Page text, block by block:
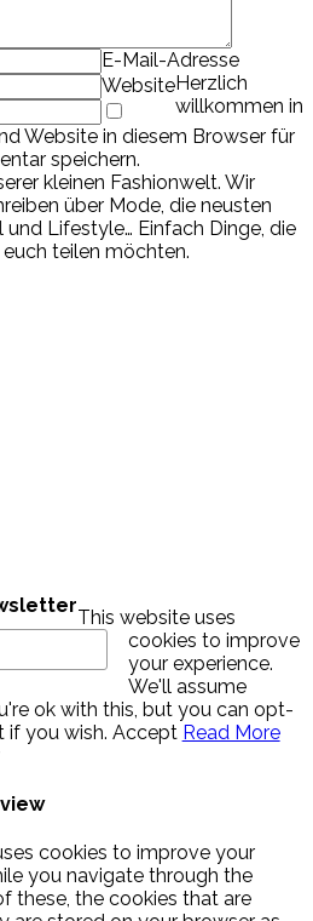
E-Mail-Adresse
Website
Website in diesem Browser für
speichern.
Herzlich
willkommen in
kleinen Fashionwelt. Wir
über Mode, die neusten
und Lifestyle… Einfach Dinge, die
teilen möchten.
This website uses
cookies to improve
your experience.
We'll assume
ok with this, but you can opt-
if you wish. Accept Read More
cookies to improve your
you navigate through the
these, the cookies that are